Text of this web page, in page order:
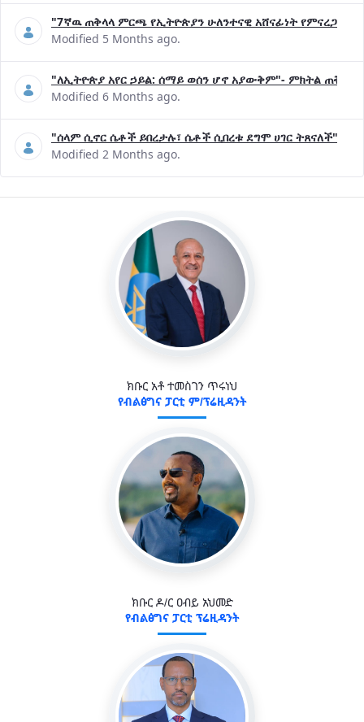
"7ኛዉ ጠቅላላ ምርጫ የኢትዮጵያን ሁለንተናዊ አሸናፊነት
Modified 5 Months ago.
"ለኢትዮጵያ አየር ኃይል: ሰማይ ወሰን ሆኖ አያውቅም"- ምክትል ጠቅላይ
Modified 6 Months ago.
"ሰላም ሲኖር ሴቶች ይበረታሉ፣ ሴቶች ሲበረቱ ደግሞ ሀገር ትጸናለች"-
Modified 2 Months ago.
ክቡር አቶ ተመስገን ጥሩነህ
የብልፅግና ፓርቲ ም/ፕሬዚዳንት
ክቡር ዶ/ር ዐብይ አህመድ
የብልፅግና ፓርቲ ፕሬዚዳንት